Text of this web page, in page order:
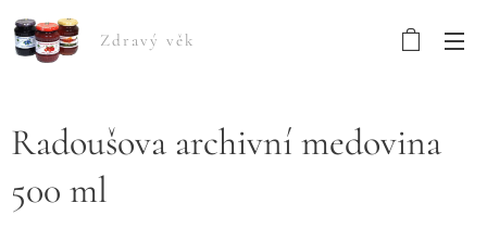
Zdravý věk
Radoušova archivní medovina
500 ml